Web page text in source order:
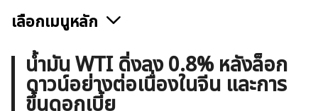
ค้นหา
สำหรับ:
เลือกเมนูหลัก
ข่าวฟอเร็กซ์และสกุลเงิน คริปโตเคอร์เรนซี
ฟรีซิกแนล รายวัน
บทวิเคราะห์
เศรษฐกิจทั่วไป ดัชนี-หุ้น
พันธบัตร
น้ำมัน WTI ดิ่งลง 0.8% หลังล็อก
ดาวน์อย่างต่อเนื่องในจีน และการ